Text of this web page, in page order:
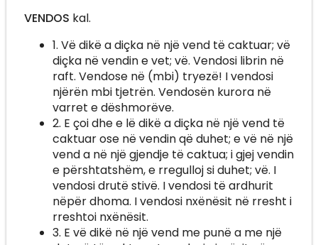
VENDOS kal.
1. Vë dikë a diçka në një vend të caktuar; vë
diçka në vendin e vet; vë. Vendosi librin në
raft. Vendose në (mbi) tryezë! I vendosi
njërën mbi tjetrën. Vendosën kurora në
varret e dëshmorëve.
2. E çoi dhe e lë dikë a diçka në një vend të
caktuar ose në vendin që duhet; e vë në një
vend a në një gjendje të caktua; i gjej vendin
e përshtatshëm, e rregulloj si duhet; vë. I
vendosi drutë stivë. I vendosi të ardhurit
nëpër dhoma. I vendosi nxënësit në rresht i
rreshtoi nxënësit.
3. E vë dikë në një vend me punë a me një